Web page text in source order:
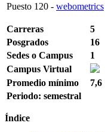
Puesto 120 - webometrics
Carreras
5
Posgrados
16
Sedes o Campus
1
Campus Virtual
Promedio mínimo
7,6
Periodo: semestral
Índice